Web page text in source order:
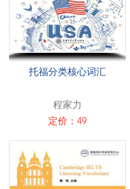
托福分类核心词汇
程家力
定价：49